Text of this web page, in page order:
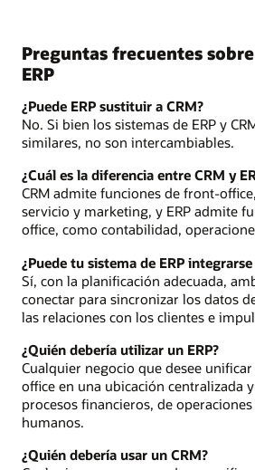
Preguntas frecuentes
ERP
¿Puede ERP sustituir a CRM?
No. Si bien los sistemas de ERP y
similares, no son intercambiables.
¿Cuál es la diferencia entre CRM y
CRM admite funciones de front-
servicio y marketing, y ERP admite
office, como contabilidad,
¿Puede tu sistema de ERP
Sí, con la planificación adecuada,
conectar para sincronizar los datos
las relaciones con los clientes e
¿Quién debería utilizar un ERP?
Cualquier negocio que desee
office en una ubicación centralizada
procesos financieros, de
humanos.
¿Quién debería usar un CRM?